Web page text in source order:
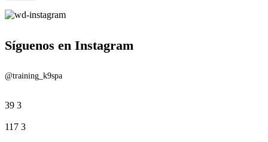
Síguenos en Instagram
@training_k9spa
39 3
117 3